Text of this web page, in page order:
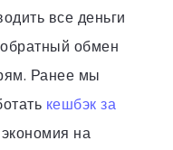
все деньги
обмен
Ранее мы
кешбэк за
на